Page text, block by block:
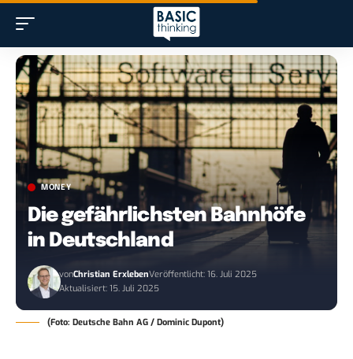
MONEY
Die gefährlichsten Bahnhöfe
in Deutschland
vonChristian ErxlebenVeröffentlicht: 16. Juli 2025
Aktualisiert: 15. Juli 2025
(Foto: Deutsche Bahn AG / Dominic Dupont)